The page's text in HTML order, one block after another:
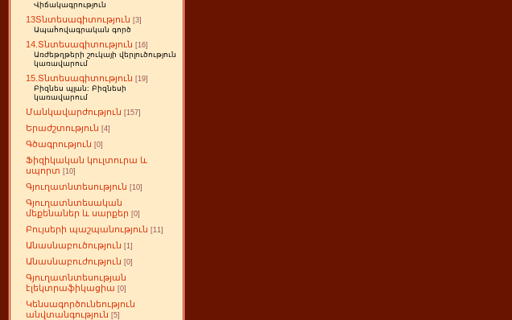
Վիճակագրություն
13Տնտեսագիտություն [3]
Ապահովագրական գործ
14.Տնտեսագիտություն [16]
Առժեթղթերի շուկայի վերլուծություն
կառավարում
15.Տնտեսագիտություն [19]
Բիզնես պլան: Բիզնեսի
կառավարում
Մանկավարժություն [157]
Երաժշտություն [4]
Գծագրություն [0]
Ֆիզիկական կուլտուրա և
սպորտ [10]
Գյուղատնտեսություն [10]
Գյուղատնտեսական
մեքենաներ և սարքեր [0]
Բույսերի պաշպանություն [11]
Անասնաբուծություն [1]
Անասնաբուժություն [0]
Գյուղատնտեսության
էլեկտրաֆիկացիա [0]
Կենսագործունեություն
անվտանգություն [5]